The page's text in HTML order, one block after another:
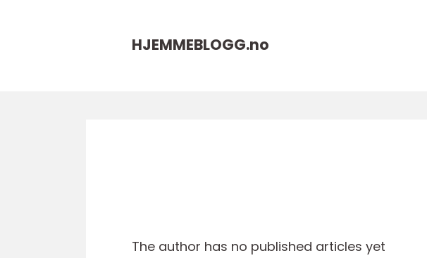
HJEMMEBLOGG.no
The author has no published articles yet